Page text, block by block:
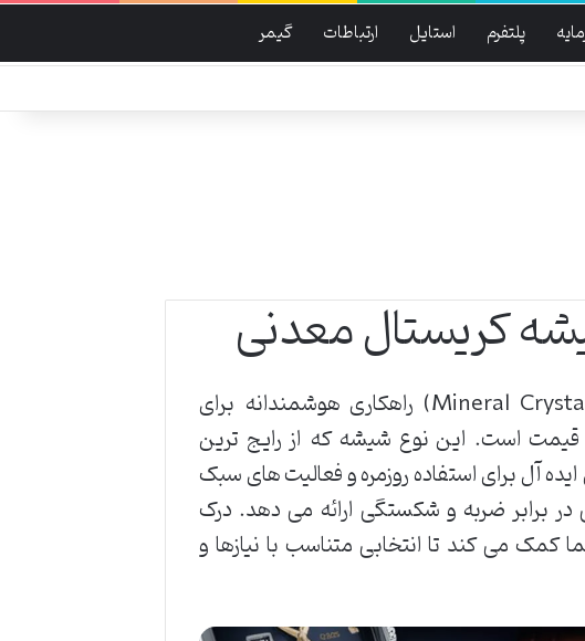
پلتفرم استایل ارتباطات گیمر
کریستال معدنی
انتخاب ساعت مچی با شیشه کریستال معدنی (Mineral Crystal) راهکاری هوشمندانه برای
قیمت است. این نوع شیشه که از رایج ترین
آل برای استفاده روزمره و فعالیت های سبک
برابر ضربه و شکستگی ارائه می دهد. درک
می کند تا انتخابی متناسب با نیازها و